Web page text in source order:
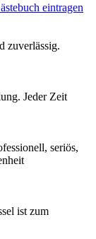
eintragen
zuverlässig.
Jeder Zeit
seriös,
ist zum